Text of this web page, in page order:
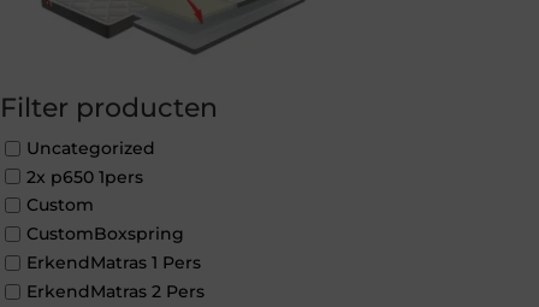
Filter producten
Uncategorized
2x p650 1pers
Custom
CustomBoxspring
ErkendMatras 1 Pers
ErkendMatras 2 Pers